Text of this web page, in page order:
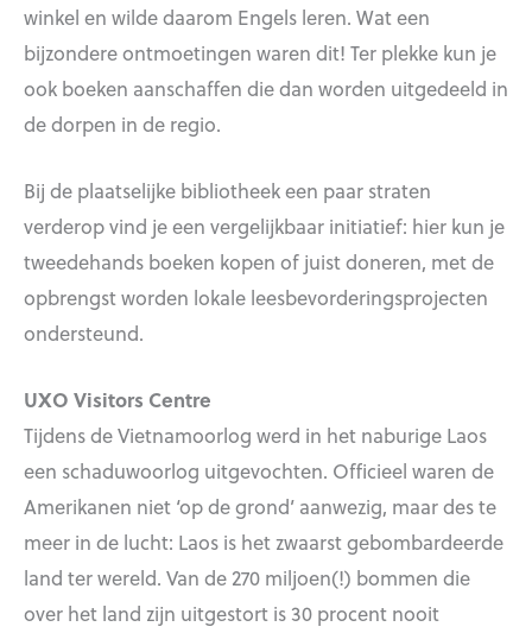
winkel en wilde daarom Engels leren. Wat een
bijzondere ontmoetingen waren dit! Ter plekke kun je
ook boeken aanschaffen die dan worden uitgedeeld in
de dorpen in de regio.
Bij de plaatselijke bibliotheek een paar straten
verderop vind je een vergelijkbaar initiatief: hier kun je
tweedehands boeken kopen of juist doneren, met de
opbrengst worden lokale leesbevorderingsprojecten
ondersteund.
UXO Visitors Centre
Tijdens de Vietnamoorlog werd in het naburige Laos
een schaduwoorlog uitgevochten. Officieel waren de
Amerikanen niet ‘op de grond’ aanwezig, maar des te
meer in de lucht: Laos is het zwaarst gebombardeerde
land ter wereld. Van de 270 miljoen(!) bommen die
over het land zijn uitgestort is 30 procent nooit